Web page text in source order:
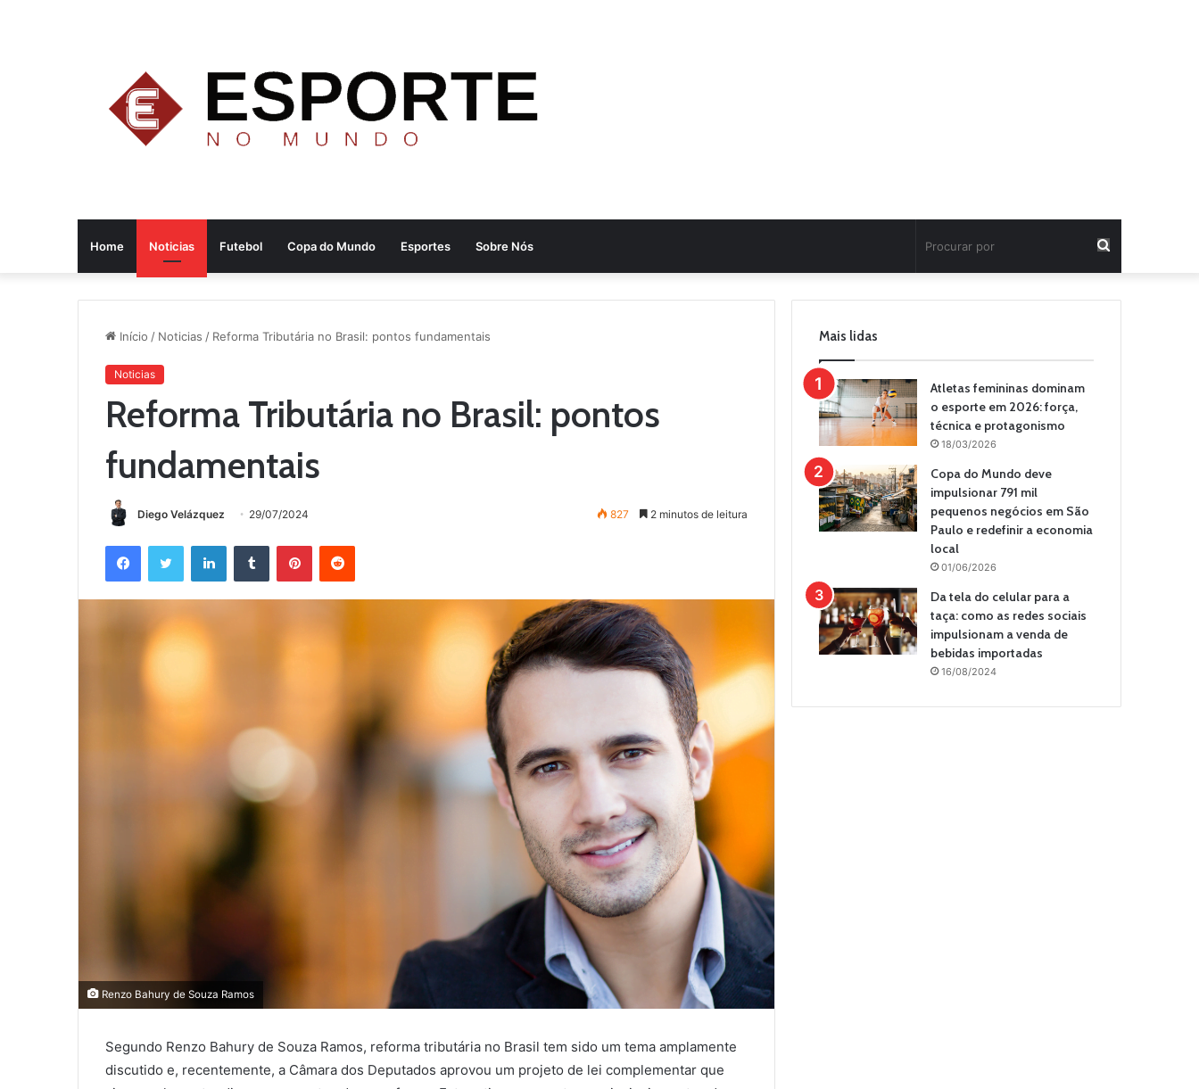
Home Noticias Futebol Copa do Mundo Esportes Sobre Nós
por
Início / Noticias / Reforma Tributária no Brasil: pontos fundamentais
Noticias
Reforma Tributária no Brasil: pontos
fundamentais
Diego Velázquez 29/07/2024 827 2 minutos de leitura
FacebookTwitter LinkedinTumblr PinterestReddit
Renzo Bahury de Souza Ramos
Segundo Renzo Bahury de Souza Ramos, reforma tributária no Brasil tem sido um tema amplamente
discutido e, recentemente, a Câmara dos Deputados aprovou um projeto de lei complementar que
Mais lidas
Atletas femininas dominam
o esporte em 2026: força,
técnica e protagonismo
18/03/2026
Copa do Mundo deve
impulsionar 791 mil
pequenos negócios em São
Paulo e redefinir a economia
local
01/06/2026
Da tela do celular para a
taça: como as redes sociais
impulsionam a venda de
bebidas importadas
16/08/2024